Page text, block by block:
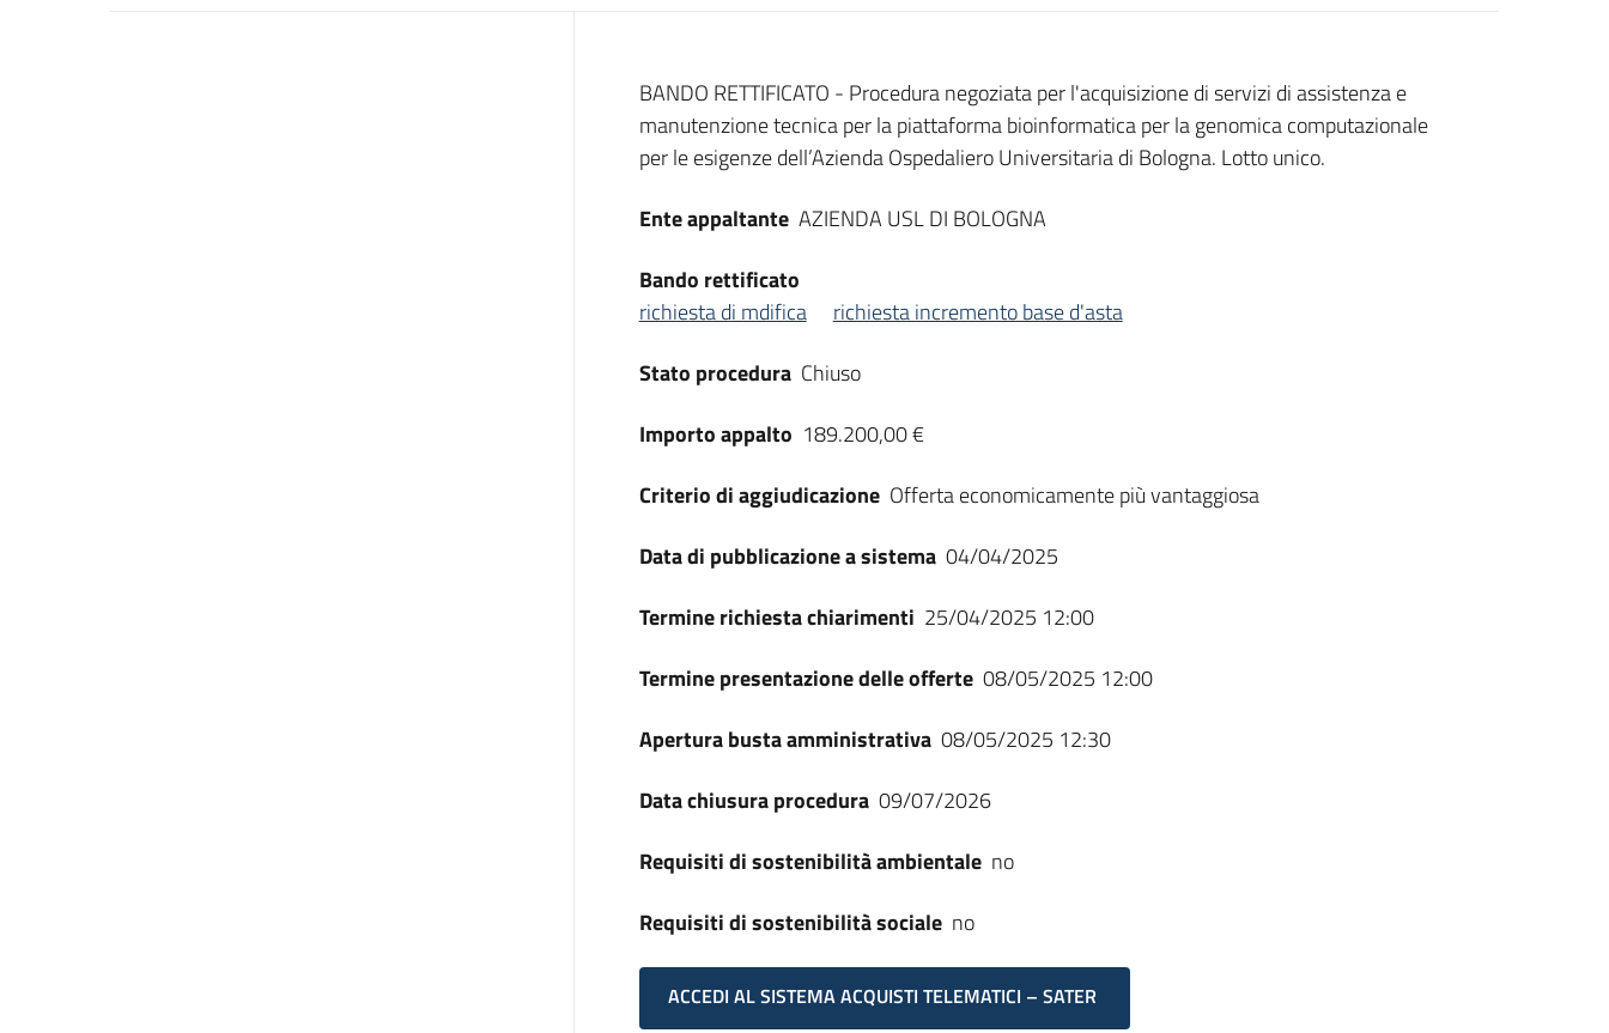
Dati del bando
BANDO RETTIFICATO - Procedura negoziata per l'acquisizione di servizi di assistenza e
manutenzione tecnica per la piattaforma bioinformatica per la genomica computazionale
per le esigenze dell’Azienda Ospedaliero Universitaria di Bologna. Lotto unico.
Ente appaltante AZIENDA USL DI BOLOGNA
Bando rettificato
richiesta di mdifica
richiesta incremento base d'asta
Stato procedura Chiuso
Importo appalto 189.200,00 €
Criterio di aggiudicazione Offerta economicamente più vantaggiosa
Data di pubblicazione a sistema 04/04/2025
Termine richiesta chiarimenti 25/04/2025 12:00
Termine presentazione delle offerte 08/05/2025 12:00
Apertura busta amministrativa 08/05/2025 12:30
Data chiusura procedura 09/07/2026
Requisiti di sostenibilità ambientale no
Requisiti di sostenibilità sociale no
ACCEDI AL SISTEMA ACQUISTI TELEMATICI – SATER